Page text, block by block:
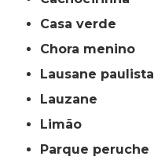
casa verde
chora menino
lausane paulista
lauzane
limão
parque peruche